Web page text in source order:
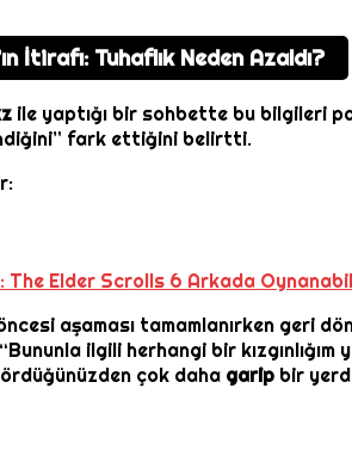
İtirafı: Tuhaflık Neden Azaldı?
ile yaptığı bir sohbette bu bilgileri
fark ettiğini belirtti.
The Elder Scrolls 6 Arkada
öncesi aşaması tamamlanırken geri
ilgili herhangi bir
çok daha garip bir